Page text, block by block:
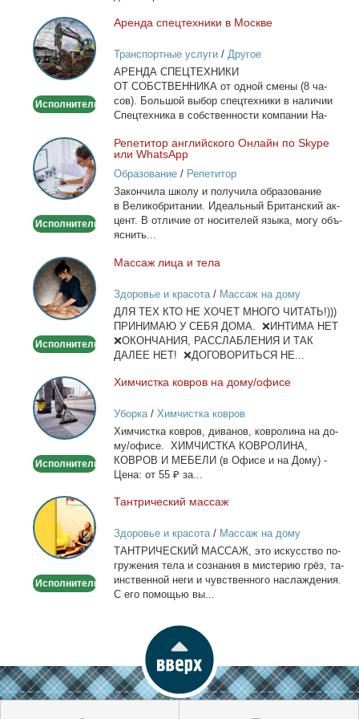
Аренда
спецтехники
в
Москве
Исполнитель
Арен­да спец­тех­ни­ки в Москве
Транспортные услуги/ Другое
АРЕНДА СПЕЦТЕХНИКИ
ОТ СОБСТВЕННИКА от од­ной сме­ны (8 ча­
сов). Боль­шой вы­бор спец­тех­ни­ки в на­ли­чии
Спец­тех­ни­ка в соб­ствен­но­сти ком­па­нии На­
Репетитор
английского
Онлайн
по
или
Исполнитель
Ре­пе­ти­тор ан­глий­ско­го Он­лайн по Skype
или WhatsApp
Образование/ Репетитор
За­кон­чи­ла шко­лу и по­лу­чи­ла об­ра­зо­ва­ние
в Ве­ли­ко­бри­та­нии. Иде­аль­ный Бри­тан­ский ак­
цент. В от­ли­чие от но­си­те­лей язы­ка, мо­гу объ­
яс­нить...
Массаж
лица
и
тела
Исполнитель
Мас­саж ли­ца и те­ла
Здоровье и красота/ Массаж на дому
ДЛЯ ТЕХ КТО НЕ ХОЧЕТ МНОГО ЧИТАТЬ!)))
ПРИНИМАЮ У СЕБЯ ДОМА. ❌ИНТИМА НЕТ
❌ОКОНЧАНИЯ, РАССЛАБЛЕНИЯ И ТАК
ДАЛЕЕ НЕТ! ❌ДОГОВОРИТЬСЯ НЕ...
Химчистка
ковров
на
дому/
Исполнитель
Хим­чист­ка ков­ров на до­му/офи­се
Уборка/ Химчистка ковров
Хим­чист­ка ков­ров, ди­ва­нов, ков­ро­ли­на на до­
му/офи­се. ХИМЧИСТКА КОВРОЛИНА,
КОВРОВ И МЕБЕЛИ (в Офи­се и на До­му) -
Це­на: от 55 ₽ за...
Тантрический
массаж
Исполнитель
Тан­три­че­ский мас­саж
Здоровье и красота/ Массаж на дому
ТАНТРИЧЕСКИЙ МАССАЖ, это ис­кус­ство по­
гру­же­ния те­ла и со­зна­ния в ми­сте­рию грёз, та­
ин­ствен­ной неги и чув­ствен­но­го на­сла­жде­ния.
С его по­мо­щью вы...